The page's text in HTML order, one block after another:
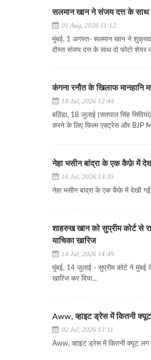
सलमान खान ने संजय दत्त के साथ
01 Aug, 2026 11:12
मुंबई, 1 अगस्त- सलमान खान ने
दोस्त संजय दत्त के साथ दो फोटो शेयर
कंगना रनौत के खिलाफ मानहानि
18 Jul, 2026 12:44
बठिंडा, 18 जुलाई (सतपाल सिंह
करने के लिए फिल्म एक्ट्रेस और BJP
नेहा भसीन बांद्रा के एक कैफ़े में
16 Jul, 2026 13:35
नेहा भसीन बांद्रा के एक कैफ़े में देखी गईं
शाहरुख खान को सुप्रीम कोर्ट से
याचिका खारिज
14 Jul, 2026 14:49
मुंबई, 14 जुलाई - सुप्रीम कोर्ट ने मुंबई
खारिज कर दिया...
Aww, व्हाइट ड्रेस में कितनी
02 Jul, 2026 13:11
Aww, व्हाइट ड्रेस में कितनी क्यूट लग